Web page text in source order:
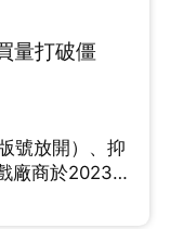
量打破僵
號放開）、抑
廠商於2023年